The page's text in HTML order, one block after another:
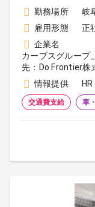
勤務場所
岐
雇用形態
正
企業名
カーブスグルー
先：Do Frontier株
情報提供
交通費支給 車